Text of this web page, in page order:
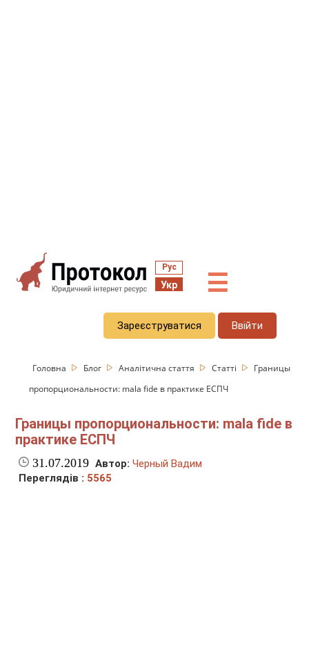
Рус
Укр ☰
Зареєструватися Ввійти
Головна Блог Аналітична стаття Статті
Границы
пропорциональности: mala fide в практике ЕСПЧ
Границы пропорциональности: mala fide в
практике ЕСПЧ
31.07.2019 Автор: Черный Вадим
Переглядів : 5565